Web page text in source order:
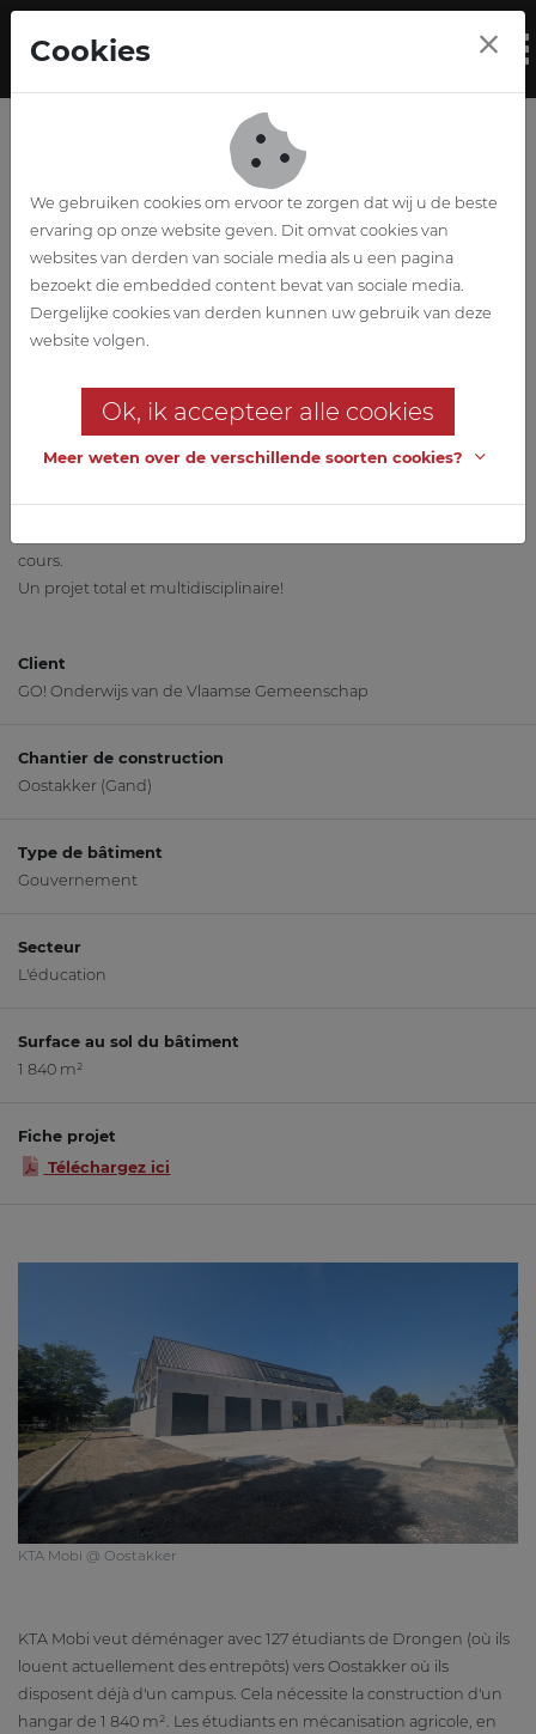
Skip to main content
KTA Mobi
Oostakker
Nouveau hangar de travail avec
aménagement paysager
Pour l'Enseignement de la Communauté Flamande GO ! nous
cours.
Un projet total et multidisciplinaire!
Client
GO! Onderwijs van de Vlaamse Gemeenschap
Chantier de construction
Oostakker (Gand)
Type de bâtiment
Gouvernement
Secteur
L'éducation
Surface au sol du bâtiment
1 840 m²
Fiche projet
Téléchargez ici
KTA Mobi @ Oostakker
KTA Mobi veut déménager avec 127 étudiants de Drongen (où ils
louent actuellement des entrepôts) vers Oostakker où ils
disposent déjà d'un campus. Cela nécessite la construction d'un
hangar de 1 840 m². Les étudiants en mécanisation agricole, en
Cookies
We gebruiken cookies om ervoor te zorgen dat wij u de beste
ervaring op onze website geven. Dit omvat cookies van
websites van derden van sociale media als u een pagina
bezoekt die embedded content bevat van sociale media.
Dergelijke cookies van derden kunnen uw gebruik van deze
website volgen.
Ok, ik accepteer alle cookies
Meer weten over de verschillende soorten cookies?